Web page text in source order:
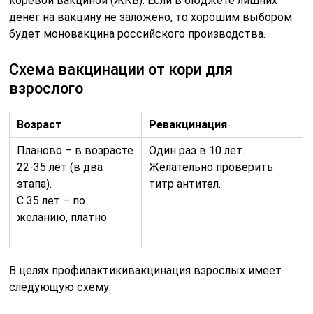
денег на вакцину не заложено, то хорошим выбором
будет моновакцина российского производства.
Схема вакцинации от кори для
взрослого
Возраст
Ревакцинация
Планово – в возрасте
22-35 лет (в два
этапа).
С 35 лет – по
желанию, платно
Один раз в 10 лет.
Желательно проверить
титр антител.
В целях профилактикивакцинация взрослых имеет
следующую схему: